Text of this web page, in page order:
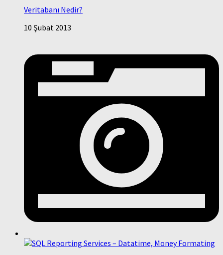
Veritabanı Nedir?
10 Şubat 2013